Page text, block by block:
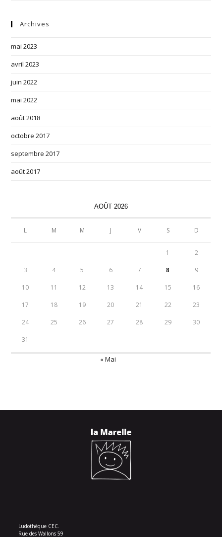
Archives
mai 2023
avril 2023
juin 2022
mai 2022
août 2018
octobre 2017
septembre 2017
août 2017
AOÛT 2026
L M M J V S D
1 2
3 4 5 6 7 8 9
10 11 12 13 14 15 16
17 18 19 20 21 22 23
24 25 26 27 28 29 30
31
« Mai
Ludothèque CEC.
Rue des Wallons 59